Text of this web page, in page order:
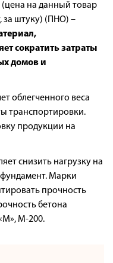
(цена на данный товар
за штуку) (ПНО) –
сократить затраты
домов и
облегченного веса
транспортировки.
продукции на
снизить нагрузку на
Марки
прочность
бетона
М-200.